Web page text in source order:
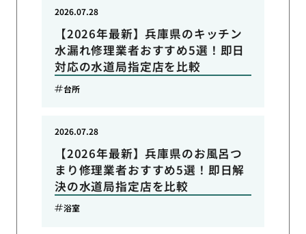
【2026年最新】兵庫県のキッチン
水漏れ修理業者おすすめ5選！即日
対応の水道局指定店を比較
2026.07.28
台所
【2026年最新】兵庫県のお風呂つ
まり修理業者おすすめ5選！即日解
決の水道局指定店を比較
2026.07.28
浴室